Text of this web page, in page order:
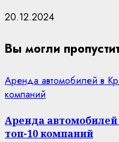
20.12.2024
Вы могли
Аренда автомобилей в
компаний
Аренда
топ-10 компаний